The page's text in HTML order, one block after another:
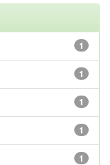
1
1
1
1
1